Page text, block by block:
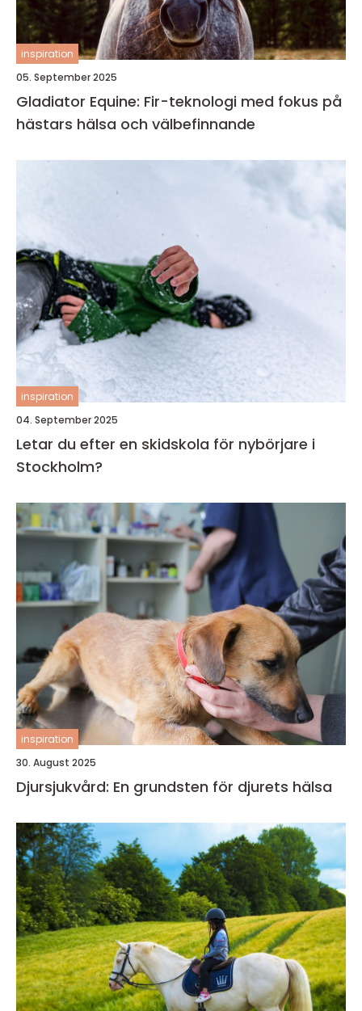
inspiration
05. September 2025
Gladiator Equine: Fir-teknologi med fokus på
hästars hälsa och välbefinnande
inspiration
04. September 2025
Letar du efter en skidskola för nybörjare i
Stockholm?
inspiration
30. August 2025
Djursjukvård: En grundsten för djurets hälsa